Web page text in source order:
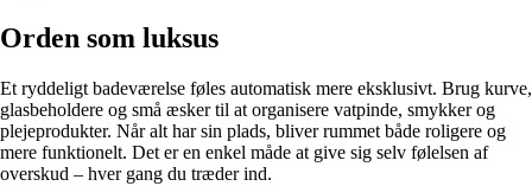
Orden som luksus
Et ryddeligt badeværelse føles automatisk mere eksklusivt. Brug kurve,
glasbeholdere og små æsker til at organisere vatpinde, smykker og
plejeprodukter. Når alt har sin plads, bliver rummet både roligere og
mere funktionelt. Det er en enkel måde at give sig selv følelsen af
overskud – hver gang du træder ind.